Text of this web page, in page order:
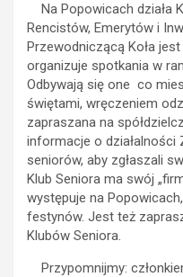
Na Popowicach działa
Rencistów, Emerytów i
Przewodniczącą Koła
organizuje spotkania w
Odbywają się one co
świętami, wręczeniem
zapraszana na
informacje o działalności
seniorów, aby zgłaszali
Klub Seniora ma swój
występuje na
festynów. Jest też
Klubów Seniora.
Przypomnijmy: